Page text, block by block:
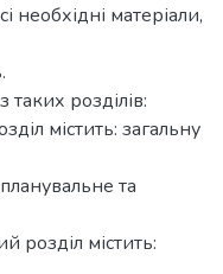
необхідні матеріали,
розділів:
містить: загальну
та
розділ містить: